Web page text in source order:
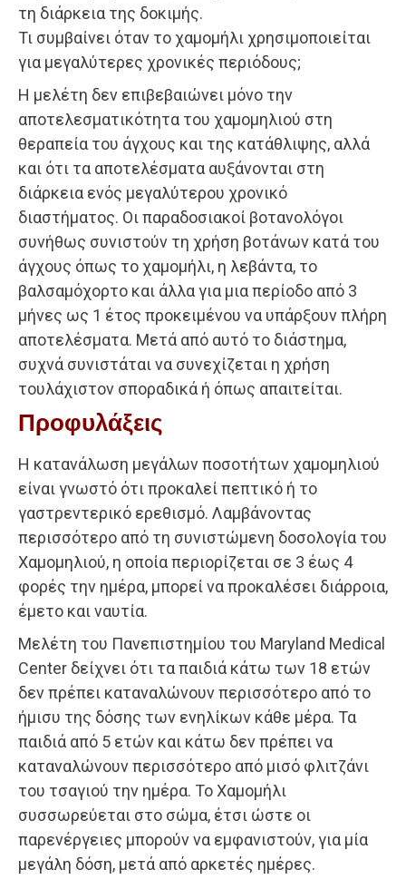
τη διάρκεια της δοκιμής.
Τι συμβαίνει όταν το χαμομήλι χρησιμοποιείται
για μεγαλύτερες χρονικές περιόδους;
Η μελέτη δεν επιβεβαιώνει μόνο την
αποτελεσματικότητα του χαμομηλιού στη
θεραπεία του άγχους και της κατάθλιψης, αλλά
και ότι τα αποτελέσματα αυξάνονται στη
διάρκεια ενός μεγαλύτερου χρονικό
διαστήματος. Οι παραδοσιακοί βοτανολόγοι
συνήθως συνιστούν τη χρήση βοτάνων κατά του
άγχους όπως το χαμομήλι, η λεβάντα, το
βαλσαμόχορτο και άλλα για μια περίοδο από 3
μήνες ως 1 έτος προκειμένου να υπάρξουν πλήρη
αποτελέσματα. Μετά από αυτό το διάστημα,
συχνά συνιστάται να συνεχίζεται η χρήση
τουλάχιστον σποραδικά ή όπως απαιτείται.
Προφυλάξεις
Η κατανάλωση μεγάλων ποσοτήτων χαμομηλιού
είναι γνωστό ότι προκαλεί πεπτικό ή το
γαστρεντερικό ερεθισμό. Λαμβάνοντας
περισσότερο από τη συνιστώμενη δοσολογία του
Χαμομηλιού, η οποία περιορίζεται σε 3 έως 4
φορές την ημέρα, μπορεί να προκαλέσει διάρροια,
έμετο και ναυτία.
Μελέτη του Πανεπιστημίου του Maryland Medical
Center δείχνει ότι τα παιδιά κάτω των 18 ετών
δεν πρέπει καταναλώνουν περισσότερο από το
ήμισυ της δόσης των ενηλίκων κάθε μέρα. Τα
παιδιά από 5 ετών και κάτω δεν πρέπει να
καταναλώνουν περισσότερο από μισό φλιτζάνι
του τσαγιού την ημέρα. Το Χαμομήλι
συσσωρεύεται στο σώμα, έτσι ώστε οι
παρενέργειες μπορούν να εμφανιστούν, για μία
μεγάλη δόση, μετά από αρκετές ημέρες.